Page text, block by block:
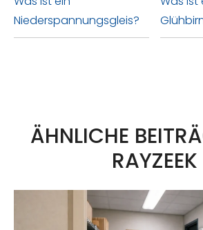
Niederspannungsgleis?
ÄHNLICHE
RAYZEEK